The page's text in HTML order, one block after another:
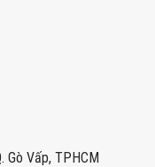
Gò Vấp, TPHCM